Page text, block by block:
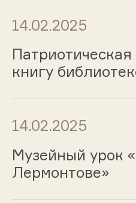
14.02.2025
книгу
14.02.2025
Музейный урок
Лермонтове»